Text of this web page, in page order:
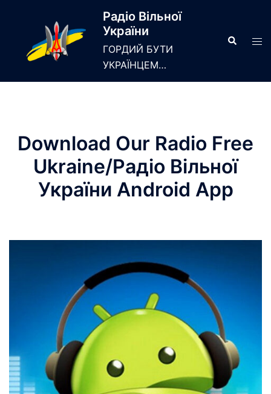
Радіо Вільної
України
ГОРДИЙ БУТИ
УКРАЇНЦЕМ…
Search
Download Our Radio Free
Ukraine/Радіо Вільної
України Android App